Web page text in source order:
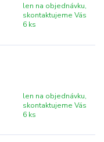
len na objednávku,
skontaktujeme Vás
6 ks
len na objednávku,
skontaktujeme Vás
6 ks